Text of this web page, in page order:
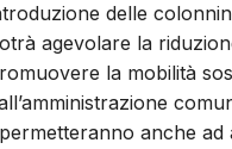
delle
agevolare la
la mobilità
anche